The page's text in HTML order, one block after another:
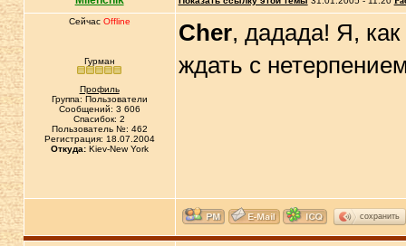
Сейчас Offline
Гурман
Профиль
Группа: Пользователи
Сообщений: 3 606
Спасибок: 2
Пользователь №: 462
Регистрация: 18.07.2004
Откуда:Kiev-New York
Cher, дадада! Я, как
ждать с
сохранить